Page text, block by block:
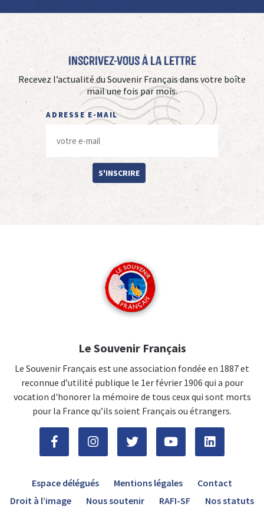
Inscrivez-vous à La Lettre
Recevez l’actualité du Souvenir Français dans votre boîte
mail une fois par mois.
ADRESSE E-MAIL
S'INSCRIRE
Le Souvenir Français
Le Souvenir Français est une association fondée en 1887 et
reconnue d’utilité publique le 1er février 1906 qui a pour
vocation d'honorer la mémoire de tous ceux qui sont morts
pour la France qu’ils soient Français ou étrangers.
Espace délégués Mentions légales
Contact
Droit à l’image
Nous soutenir RAFI-SF Nos statuts